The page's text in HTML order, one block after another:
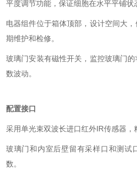
平度调节功能，保证细胞在水平平铺状
电器组件位于箱体顶部，设计空间大
期维护和检修。
玻璃门安装有磁性开关，监控玻璃门
数波动。
配置接口
采用单光束双波长进口红外IR传感器，
玻璃门和内室后壁留有采样口和测试
数。